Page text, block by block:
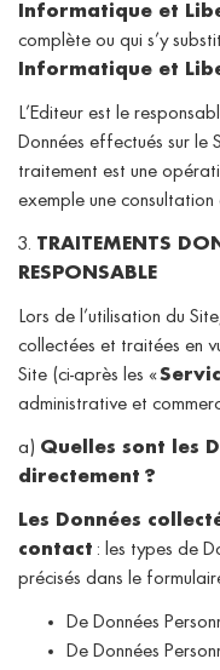
Informatique et
complète ou qui s’y
Informatique et
L’Editeur est le
Données effectués sur le
traitement est une
exemple une consultation
3. TRAITEMENTS
RESPONSABLE
Lors de l’utilisation du
collectées et traitées en
Site (ci-après les «
administrative et
a) Quelles sont les
directement ?
Les Données
contact : les types de
précisés dans le
De Données
De Données